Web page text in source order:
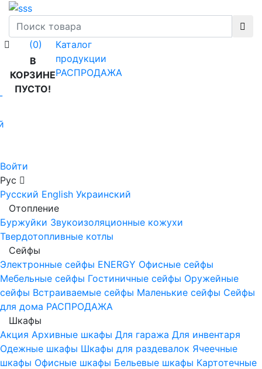
(0)
В
КОРЗИНЕ
ПУСТО!
Каталог
продукции
РАСПРОДАЖА
Войти
Рус
Русский English Украинский
Отопление
Буржуйки Звукоизоляционные кожухи
Твердотопливные котлы
Сейфы
Электронные сейфы ENERGY Офисные сейфы
Мебельные сейфы Гостиничные сейфы Оружейные
сейфы Встраиваемые сейфы Маленькие сейфы Сейфы
для дома РАСПРОДАЖА
Шкафы
Акция Архивные шкафы Для гаража Для инвентаря
Одежные шкафы Шкафы для раздевалок Ячеечные
шкафы Офисные шкафы Бельевые шкафы Картотечные